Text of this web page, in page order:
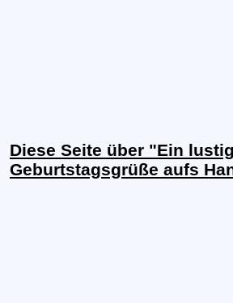
Diese Seite über "Ein
Geburtstagsgrüße aufs